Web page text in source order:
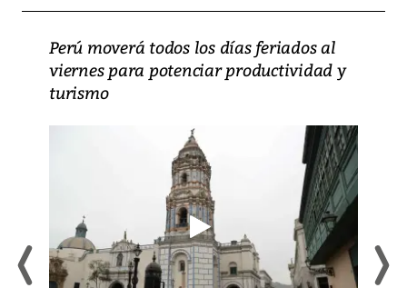
Perú moverá todos los días feriados al
viernes para potenciar productividad y
turismo